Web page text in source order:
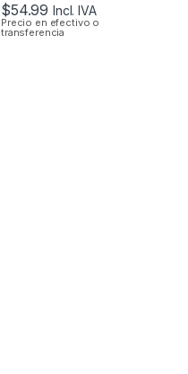
$54.99 Incl. IVA
Precio en efectivo o
transferencia